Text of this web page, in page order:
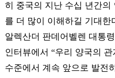
히 중국의 지난 수십 년간의
를 더 많이 이해하길 기대한
알렉산더 판데어벨렌 대통
인터뷰에서 “우리 양국의
수준에서 계속 앞으로 발전